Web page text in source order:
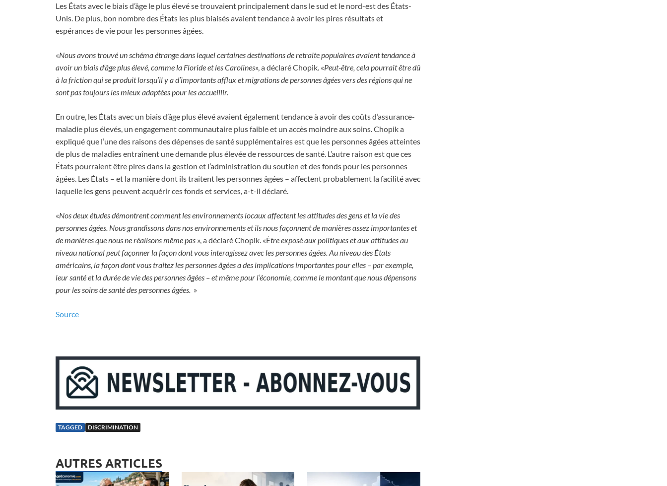
Les États avec le biais d’âge le plus élevé se trouvaient principalement dans le sud et le nord-est des États-
Unis. De plus, bon nombre des États les plus biaisés avaient tendance à avoir les pires résultats et
espérances de vie pour les personnes âgées.
«Nous avons trouvé un schéma étrange dans lequel certaines destinations de retraite populaires avaient tendance à
avoir un biais d’âge plus élevé, comme la Floride et les Carolines», a déclaré Chopik. «Peut-être, cela pourrait être dû
à la friction qui se produit lorsqu’il y a d’importants afflux et migrations de personnes âgées vers des régions qui ne
sont pas toujours les mieux adaptées pour les accueillir.
En outre, les États avec un biais d’âge plus élevé avaient également tendance à avoir des coûts d’assurance-
maladie plus élevés, un engagement communautaire plus faible et un accès moindre aux soins. Chopik a
expliqué que l’une des raisons des dépenses de santé supplémentaires est que les personnes âgées atteintes
de plus de maladies entraînent une demande plus élevée de ressources de santé. L’autre raison est que ces
États pourraient être pires dans la gestion et l’administration du soutien et des fonds pour les personnes
âgées. Les États – et la manière dont ils traitent les personnes âgées – affectent probablement la facilité avec
laquelle les gens peuvent acquérir ces fonds et services, a-t-il déclaré.
«Nos deux études démontrent comment les environnements locaux affectent les attitudes des gens et la vie des
personnes âgées. Nous grandissons dans nos environnements et ils nous façonnent de manières assez importantes et
de manières que nous ne réalisons même pas », a déclaré Chopik. «Être exposé aux politiques et aux attitudes au
niveau national peut façonner la façon dont vous interagissez avec les personnes âgées. Au niveau des États
américains, la façon dont vous traitez les personnes âgées a des implications importantes pour elles – par exemple,
leur santé et la durée de vie des personnes âgées – et même pour l’économie, comme le montant que nous dépensons
pour les soins de santé des personnes âgées. »
Source
TAGGED DISCRIMINATION
AUTRES ARTICLES